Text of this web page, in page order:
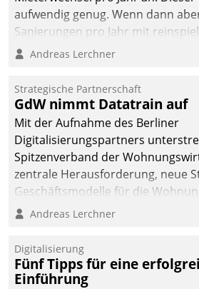
aufwendig genug. Wenn dann
Sanierungen pro Jahr mit
Betreuungs- und
kommunale
gemeinsam mit der Berliner
Teilprozess der Objektsanierung
Andreas Lerchner
Strategische Partnerschaft
GdW nimmt Datatrain auf
Mit der Aufnahme des Berliner
Digitalisierungspartners
Spitzenverband der
zentrale Herausforderung, neue
Geschäftsmodelle für die
entwickeln.
Andreas Lerchner
Digitalisierung
Fünf Tipps für eine
Einführung